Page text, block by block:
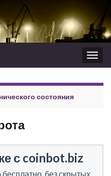
Вкл/
выкл
состояния
с coinbot.biz
без скрытых